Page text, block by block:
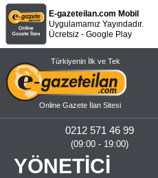
E-gazeteilan.com Mobil
Uygulamamız Yayındadır.
Ücretsiz - Google Play
Türkiyenin İlk ve Tek
Online Gazete İlan Sitesi
0212 571 46 99
(09:00 - 19:00)
YÖNETİCİ